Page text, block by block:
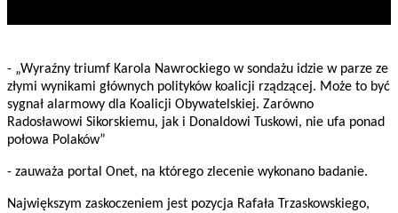
- „Wyraźny triumf Karola Nawrockiego w sondażu idzie w parze ze
złymi wynikami głównych polityków koalicji rządzącej. Może to być
sygnał alarmowy dla Koalicji Obywatelskiej. Zarówno
Radosławowi Sikorskiemu, jak i Donaldowi Tuskowi, nie ufa ponad
połowa Polaków”
- zauważa portal Onet, na którego zlecenie wykonano badanie.
Największym zaskoczeniem jest pozycja Rafała Trzaskowskiego,